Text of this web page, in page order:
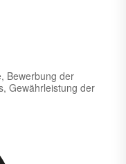
Bewerbung der
Gewährleistung der